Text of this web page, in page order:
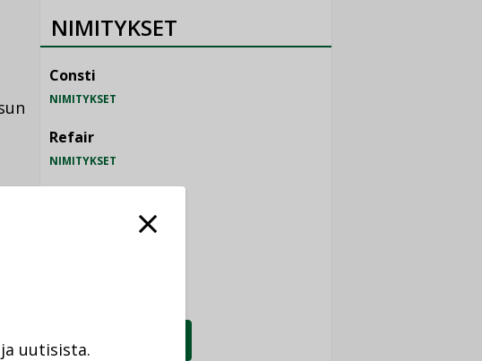
NIMITYKSET
Consti
NIMITYKSET
Refair
NIMITYKSET
KATSO KAIKKI
uutisista.